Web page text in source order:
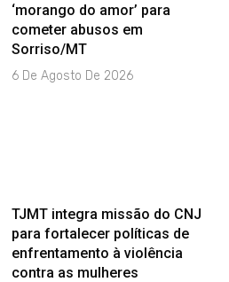
‘morango do amor’ para
cometer abusos em
Sorriso/MT
6 De Agosto De 2026
TJMT integra missão do CNJ
para fortalecer políticas de
enfrentamento à violência
contra as mulheres